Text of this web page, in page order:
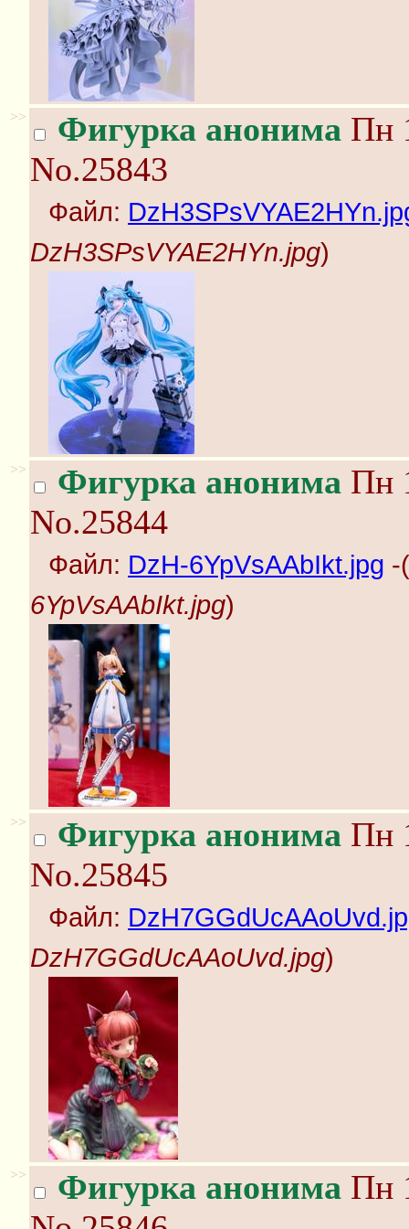
>> Фигурка анонима Пн
No.25843
Файл:
DzH3SPsVYAE2HYn.jpg)
>> Фигурка анонима Пн
No.25844
Файл: DzH-6YpVsAAbIkt.jpg -(
6YpVsAAbIkt.jpg)
>> Фигурка анонима Пн
No.25845
Файл:
DzH7GGdUcAAoUvd.jpg)
>> Фигурка анонима Пн